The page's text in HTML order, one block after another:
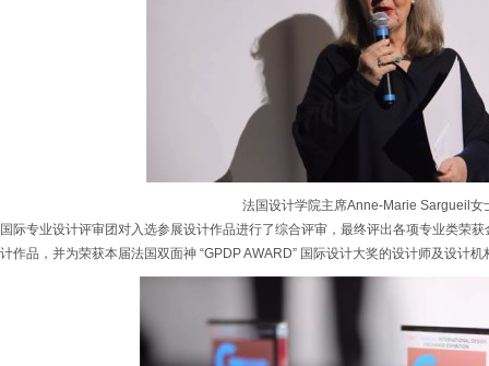
法国设计学院主席Anne-Marie Sargueil女
国际专业设计评审团对入选参展设计作品进行了综合评审，最终评出各项专业类荣
计作品，并为荣获本届法国双面神 “GPDP AWARD” 国际设计大奖的设计师及设计